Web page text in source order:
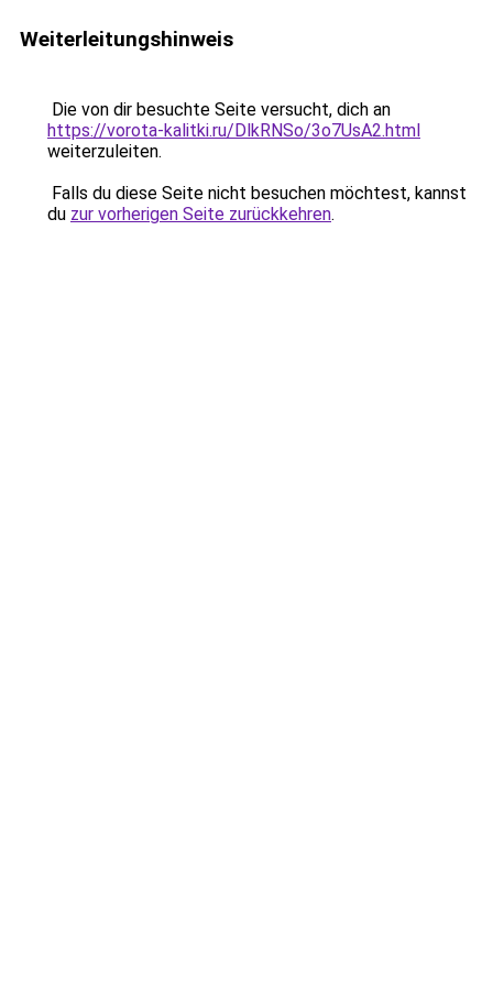
Weiterleitungshinweis
Die von dir besuchte Seite versucht, dich an
https://vorota-kalitki.ru/DlkRNSo/3o7UsA2.html
weiterzuleiten.
Falls du diese Seite nicht besuchen möchtest, kannst
du zur vorherigen Seite zurückkehren.